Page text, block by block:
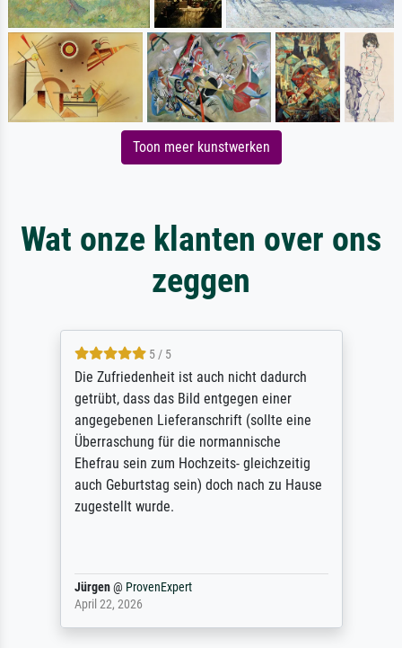
Toon meer kunstwerken
Wat onze klanten over ons
zeggen
5 / 5
Die Zufriedenheit ist auch nicht dadurch
getrübt, dass das Bild entgegen einer
angegebenen Lieferanschrift (sollte eine
Überraschung für die normannische
Ehefrau sein zum Hochzeits- gleichzeitig
auch Geburtstag sein) doch nach zu Hause
zugestellt wurde.
Jürgen@ ProvenExpert
April 22, 2026